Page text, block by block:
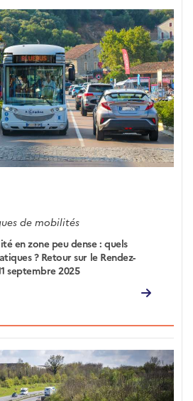
de mobilités
en zone peu dense : quels
? Retour sur le Rendez-
septembre 2025